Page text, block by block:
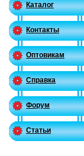
Каталог
Контакты
Оптовикам
Справка
Форум
Статьи